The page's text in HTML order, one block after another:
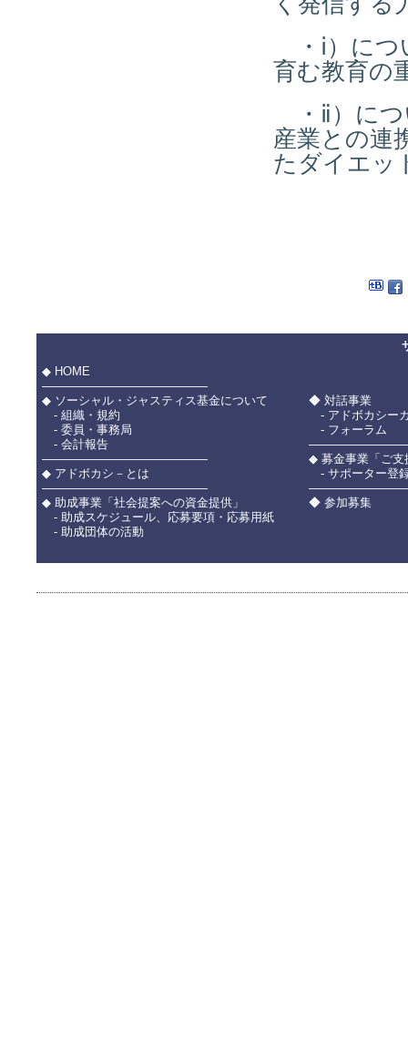
・ⅰ）につ
育む教育の
・ⅱ）につ
産業との連
たダイエッ
◆ HOME
――――――――――――――
◆ ソーシャル・ジャスティス基金について
- 組織・規約
- 委員・事務局
- 会計報告
――――――――――――――
◆ アドボカシ－とは
――――――――――――――
◆ 助成事業「社会提案への資金提供」
- 助成スケジュール、応募要項・応募用紙
- 助成団体の活動
◆ 対話事業
- アドボカシー
- フォーラム
◆ 募金事業「ご支
- サポーター登
◆ 参加募集